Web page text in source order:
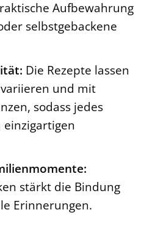
Aufbewahrung
selbstgebackene
Die Rezepte lassen
und mit
sodass jedes
einzigartigen
stärkt die Bindung
Erinnerungen.